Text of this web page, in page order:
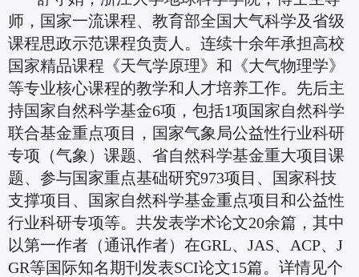
师，国家一流课程、教育部全国大气科学及省级
课程思政示范课程负责人。连续十余年承担高校
国家精品课程《天气学原理》和《大气物理学》
等专业核心课程的教学和人才培养工作。先后主
持国家自然科学基金6项，包括1项国家自然科学
联合基金重点项目，国家气象局公益性行业科研
专项（气象）课题、省自然科学基金重大项目课
题、参与国家重点基础研究973项目、国家科技
支撑项目、国家自然科学基金重点项目和公益性
行业科研专项等。共发表学术论文20余篇，其中
以第一作者（通讯作者）在GRL、JAS、ACP、J
GR等国际知名期刊发表SCI论文15篇。详情见个